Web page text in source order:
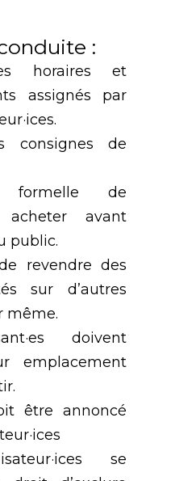
:
horaires et
assignés par
consignes de
formelle de
avant
public.
revendre des
sur d’autres
même.
doivent
emplacement
être annoncé
se